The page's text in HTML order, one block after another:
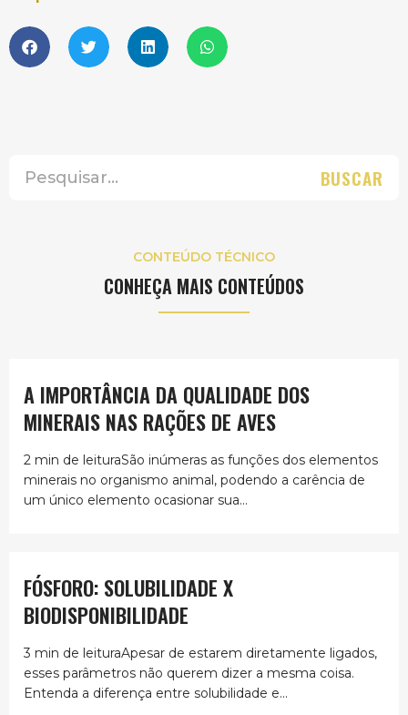
BUSCAR
CONTEÚDO TÉCNICO
CONHEÇA MAIS CONTEÚDOS
A IMPORTÂNCIA DA QUALIDADE DOS
MINERAIS NAS RAÇÕES DE AVES
2 min de leituraSão inúmeras as funções dos elementos
minerais no organismo animal, podendo a carência de
um único elemento ocasionar sua...
FÓSFORO: SOLUBILIDADE X
BIODISPONIBILIDADE
3 min de leituraApesar de estarem diretamente ligados,
esses parâmetros não querem dizer a mesma coisa.
Entenda a diferença entre solubilidade e...